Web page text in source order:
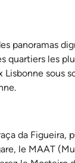
panoramas
quartiers les
sous
da Figueira,
le MAAT